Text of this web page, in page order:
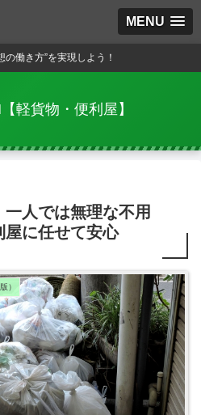
MENU
の働き方”を実現しよう！
軽貨物・便利屋】
一人では無理な不用
屋に任せて安心
）